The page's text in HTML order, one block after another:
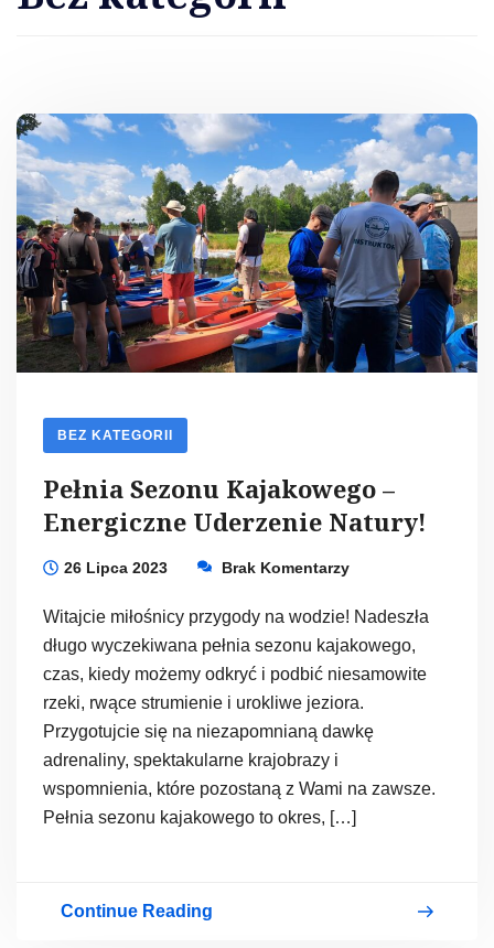
BEZ KATEGORII
Pełnia Sezonu Kajakowego –
Energiczne Uderzenie Natury!
26 Lipca 2023 Brak Komentarzy
Witajcie miłośnicy przygody na wodzie! Nadeszła
długo wyczekiwana pełnia sezonu kajakowego,
czas, kiedy możemy odkryć i podbić niesamowite
rzeki, rwące strumienie i urokliwe jeziora.
Przygotujcie się na niezapomnianą dawkę
adrenaliny, spektakularne krajobrazy i
wspomnienia, które pozostaną z Wami na zawsze.
Pełnia sezonu kajakowego to okres, […]
Continue Reading
Pełnia